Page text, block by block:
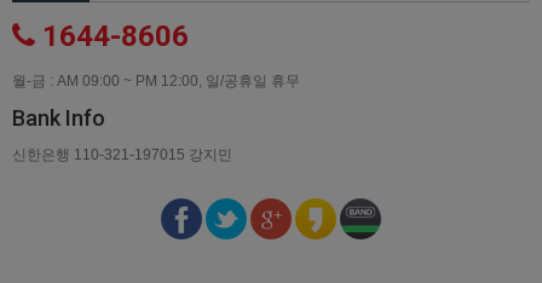
1644-8606
월-금 : AM 09:00 ~ PM 12:00, 일/공휴일 휴무
Bank Info
신한은행 110-321-197015 강지민